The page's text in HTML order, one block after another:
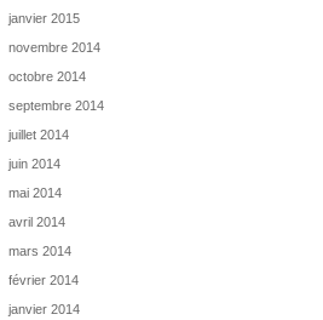
janvier 2015
novembre 2014
octobre 2014
septembre 2014
juillet 2014
juin 2014
mai 2014
avril 2014
mars 2014
février 2014
janvier 2014